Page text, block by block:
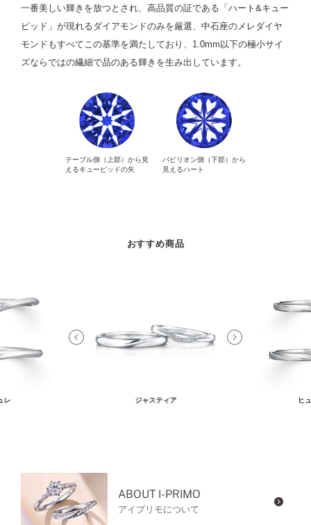
一番美しい輝きを放つとされ、高品質の証である「ハート&キュー
ピッド」が現れるダイアモンドのみを厳選、中石座のメレダイヤ
モンドもすべてこの基準を満たしており、1.0mm以下の極小サイ
ズならではの繊細で品のある輝きを生み出しています。
テーブル側（上部）から見
えるキューピッドの矢
パビリオン側（下部）から
見えるハート
おすすめ商品
レ ジャスティア ヒ
ABOUT I-PRIMO
アイプリモについて